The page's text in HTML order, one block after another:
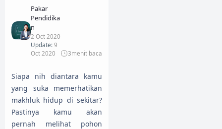
Pakar
Pendidika
n
2 Oct 2020
Update:9
Oct 2020
3menit baca
Siapa nih diantara kamu
yang suka memerhatikan
makhluk hidup di sekitar?
Pastinya kamu akan
pernah melihat pohon